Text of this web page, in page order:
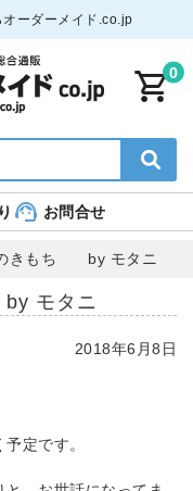
ーダーメイド.co.jp
0
お問合せ
きもち by モタニ
モタニ
2018年6月8日
定です。